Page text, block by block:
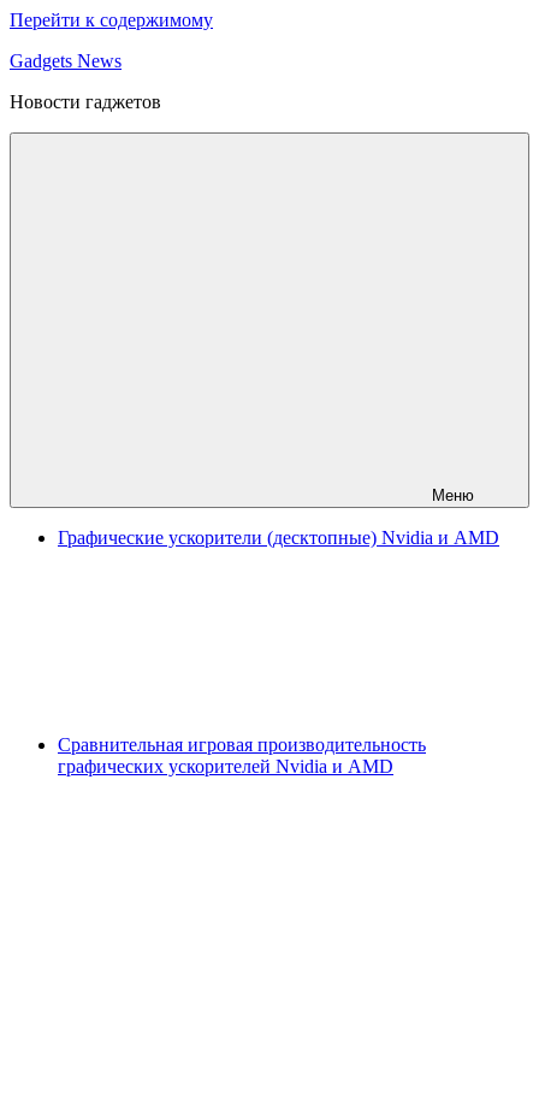
Перейти к содержимому
Gadgets News
Новости гаджетов
Меню
Графические ускорители (десктопные) Nvidia и AMD
Сравнительная игровая производительность
графических ускорителей Nvidia и AMD